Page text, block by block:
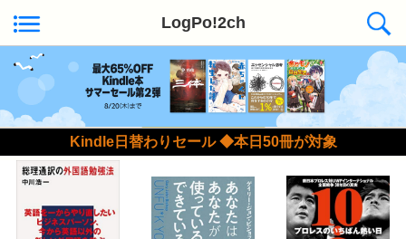
LogPo!2ch
Kindle日替わりセール ◆本日50冊が対象